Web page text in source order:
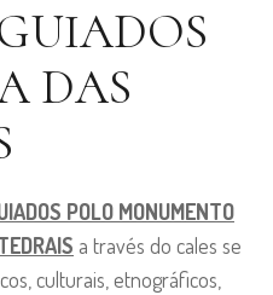
DAS
POLO MONUMENTO
a través do cales se
culturais, etnográficos,